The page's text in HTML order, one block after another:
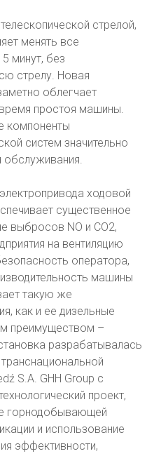
стрелой,
менять все
минут, без
стрелу. Новая
облегчает
простоя машины.
компоненты
систем значительно
ходовой
существенное
выбросов NO и CO2,
на вентиляцию
оператора,
машины
такую же
как и ее дизельные
преимуществом –
разрабатывалась
S.A. GHH Group с
проект,
горнодобывающей
и использование
эффективности,